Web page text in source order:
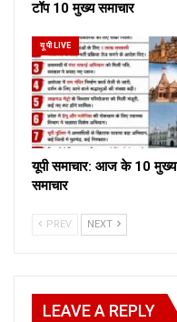
टॉप 10 मुख्य समाचार
यू पी LIVE
यूपी समाचार: आज के 10 मुख्य
समाचार
PREV NEXT
LEAVE A REPLY